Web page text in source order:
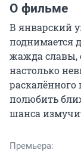
О фильме
В январский
поднимается
жажда славы,
настолько
раскалённого
полюбить
шанса
Премьера: